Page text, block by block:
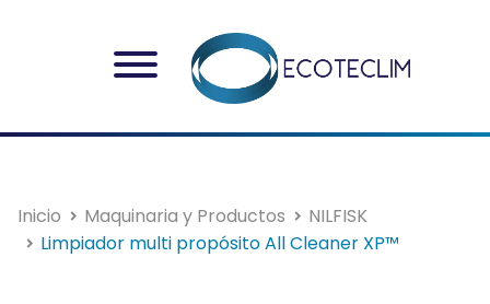
Inicio Maquinaria y Productos
NILFISK
Limpiador multi propósito All Cleaner XP™